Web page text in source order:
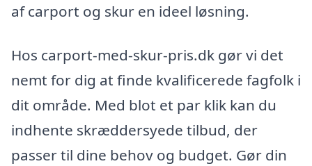
af carport og skur en ideel løsning.
Hos carport-med-skur-pris.dk gør vi det
nemt for dig at finde kvalificerede fagfolk i
dit område. Med blot et par klik kan du
indhente skræddersyede tilbud, der
passer til dine behov og budget. Gør din